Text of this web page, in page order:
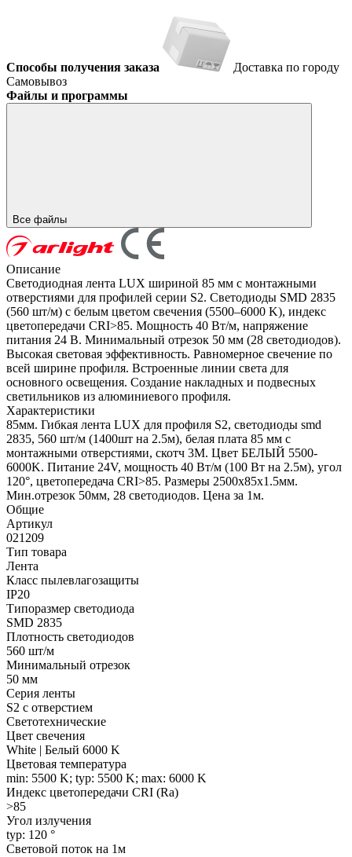
Способы получения заказа
Доставка по городу
Самовывоз
Файлы и программы
Все файлы
Описание
Светодиодная лента LUX шириной 85 мм с монтажными
отверстиями для профилей серии S2. Светодиоды SMD 2835
(560 шт/м) с белым цветом свечения (5500–6000 K), индекс
цветопередачи CRI>85. Мощность 40 Вт/м, напряжение
питания 24 В. Минимальный отрезок 50 мм (28 светодиодов).
Высокая световая эффективность. Равномерное свечение по
всей ширине профиля. Встроенные линии света для
основного освещения. Создание накладных и подвесных
светильников из алюминиевого профиля.
Характеристики
85мм. Гибкая лента LUX для профиля S2, светодиоды smd
2835, 560 шт/м (1400шт на 2.5м), белая плата 85 мм с
монтажными отверстиями, скотч 3М. Цвет БЕЛЫЙ 5500-
6000K. Питание 24V, мощность 40 Вт/м (100 Вт на 2.5м), угол
120°, цветопередача CRI>85. Размеры 2500х85x1.5мм.
Мин.отрезок 50мм, 28 светодиодов. Цена за 1м.
Общие
Артикул
021209
Тип товара
Лента
Класс пылевлагозащиты
IP20
Типоразмер светодиода
SMD 2835
Плотность светодиодов
560 шт/м
Минимальный отрезок
50 мм
Серия ленты
S2 с отверстием
Светотехнические
Цвет свечения
White | Белый 6000 K
Цветовая температура
min: 5500 K; typ: 5500 K; max: 6000 K
Индекс цветопередачи CRI (Ra)
>85
Угол излучения
typ: 120 °
Световой поток на 1м